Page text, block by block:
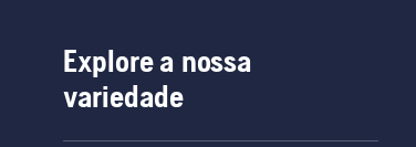
Explore a nossa
variedade